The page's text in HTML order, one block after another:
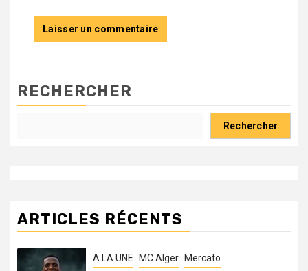
RECHERCHER
Rechercher
ARTICLES RÉCENTS
A LA UNE MC Alger Mercato